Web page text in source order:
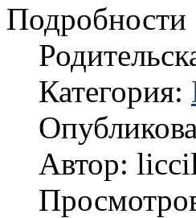
Подробности
Категория:
Автор: